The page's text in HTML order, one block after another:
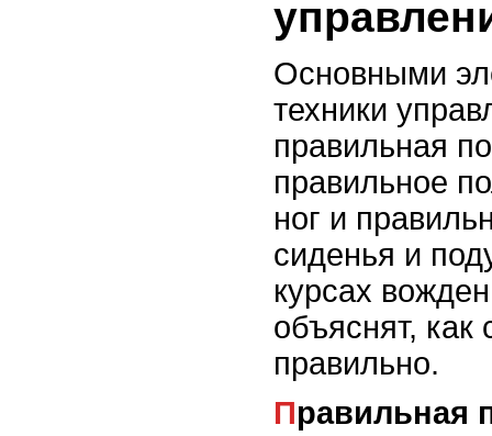
Основными
техники
правильная
правильное
ног и
сиденья и
курсах
объяснят, как
правильно.
Правильная